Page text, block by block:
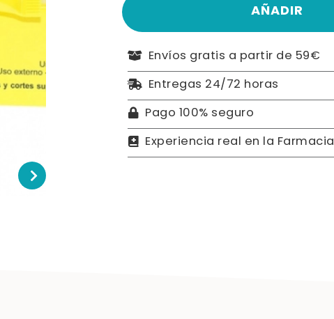
AÑADIR
Envíos gratis a partir de 59€
Entregas 24/72 horas
Pago 100% seguro
Experiencia real en la Farmacia